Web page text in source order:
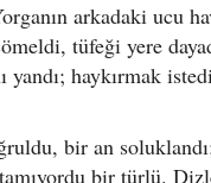
arkadaki ucu
tüfeği yere
yandı; haykırmak
bir an
bir türlü.